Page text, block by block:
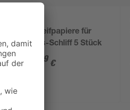
Schleifpapiere für
Nass-Schliff 5 Stück
89 €